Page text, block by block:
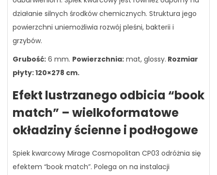
działanie silnych środków chemicznych. Struktura jego
powierzchni uniemożliwia rozwój pleśni, bakterii i
grzybów.
Grubość: 6 mm. Powierzchnia: mat, glossy. Rozmiar
płyty: 120×278 cm.
Efekt lustrzanego odbicia “book
match” – wielkoformatowe
okładziny ścienne i podłogowe
Spiek kwarcowy Mirage Cosmopolitan CP03 odróżnia się
efektem “book match”. Polega on na instalacji